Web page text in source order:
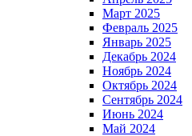
Март 2025
Февраль 2025
Январь 2025
Декабрь 2024
Ноябрь 2024
Октябрь 2024
Сентябрь 2024
Июнь 2024
Май 2024